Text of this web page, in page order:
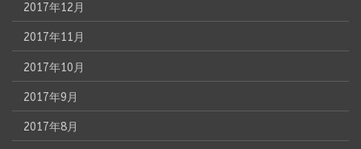
2017年12月
2017年11月
2017年10月
2017年9月
2017年8月